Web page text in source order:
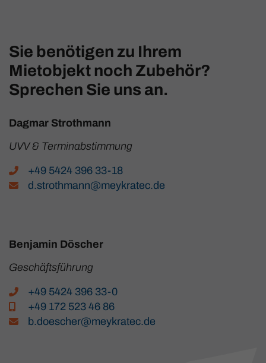
Sie benötigen zu Ihrem
Mietobjekt noch Zubehör?
Sprechen Sie uns an.
Dagmar Strothmann
UVV & Terminabstimmung
+49 5424 396 33-18
d.strothmann@meykratec.de
Benjamin Döscher
Geschäftsführung
+49 5424 396 33-0
+49 172 523 46 86
b.doescher@meykratec.de